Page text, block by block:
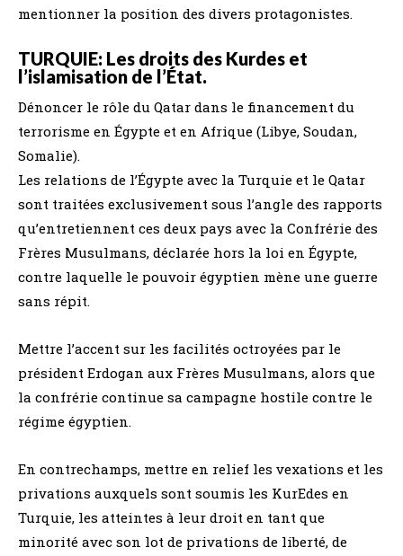
mentionner la position des divers protagonistes.
TURQUIE: Les droits des Kurdes et
l’islamisation de l’État.
Dénoncer le rôle du Qatar dans le financement du
terrorisme en Égypte et en Afrique (Libye, Soudan,
Somalie).
Les relations de l’Égypte avec la Turquie et le Qatar
sont traitées exclusivement sous l’angle des rapports
qu’entretiennent ces deux pays avec la Confrérie des
Frères Musulmans, déclarée hors la loi en Égypte,
contre laquelle le pouvoir égyptien mène une guerre
sans répit.
Mettre l’accent sur les facilités octroyées par le
président Erdogan aux Frères Musulmans, alors que
la confrérie continue sa campagne hostile contre le
régime égyptien.
En contrechamps, mettre en relief les vexations et les
privations auxquels sont soumis les KurEdes en
Turquie, les atteintes à leur droit en tant que
minorité avec son lot de privations de liberté, de